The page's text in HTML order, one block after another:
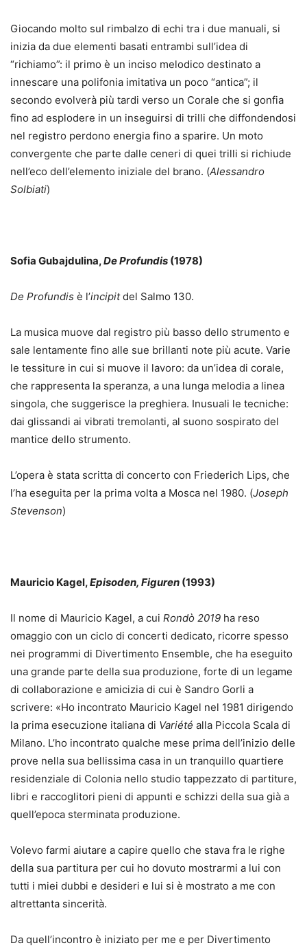
Giocando molto sul rimbalzo di echi tra i due manuali, si
inizia da due elementi basati entrambi sull’idea di
“richiamo”: il primo è un inciso melodico destinato a
innescare una polifonia imitativa un poco “antica”; il
secondo evolverà più tardi verso un Corale che si gonfia
fino ad esplodere in un inseguirsi di trilli che diffondendosi
nel registro perdono energia fino a sparire. Un moto
convergente che parte dalle ceneri di quei trilli si richiude
nell’eco dell’elemento iniziale del brano. (Alessandro
Solbiati)
Sofia Gubajdulina,De Profundis (1978)
De Profundis è l’incipitdel Salmo 130.
La musica muove dal registro più basso dello strumento e
sale lentamente fino alle sue brillanti note più acute. Varie
le tessiture in cui si muove il lavoro: da un’idea di corale,
che rappresenta la speranza, a una lunga melodia a linea
singola, che suggerisce la preghiera. Inusuali le tecniche:
dai glissandi ai vibrati tremolanti, al suono sospirato del
mantice dello strumento.
L’opera è stata scritta di concerto con Friederich Lips, che
l’ha eseguita per la prima volta a Mosca nel 1980. (Joseph
Stevenson)
Mauricio Kagel,Episoden, Figuren (1993)
Il nome di Mauricio Kagel, a cui Rondò 2019 ha reso
omaggio con un ciclo di concerti dedicato, ricorre spesso
nei programmi di Divertimento Ensemble, che ha eseguito
una grande parte della sua produzione, forte di un legame
di collaborazione e amicizia di cui è Sandro Gorli a
scrivere: «Ho incontrato Mauricio Kagel nel 1981 dirigendo
la prima esecuzione italiana di Variété alla Piccola Scala di
Milano. L’ho incontrato qualche mese prima dell’inizio delle
prove nella sua bellissima casa in un tranquillo quartiere
residenziale di Colonia nello studio tappezzato di partiture,
libri e raccoglitori pieni di appunti e schizzi della sua già a
quell’epoca sterminata produzione.
Volevo farmi aiutare a capire quello che stava fra le righe
della sua partitura per cui ho dovuto mostrarmi a lui con
tutti i miei dubbi e desideri e lui si è mostrato a me con
altrettanta sincerità.
Da quell’incontro è iniziato per me e per Divertimento